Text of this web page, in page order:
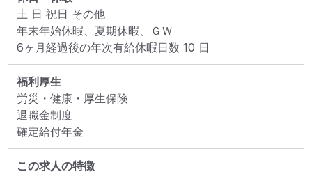
土 日 祝日 その他
年末年始休暇、夏期休暇、ＧＷ
6ヶ月経過後の年次有給休暇日数 10 日
福利厚生
労災・健康・厚生保険
退職金制度
確定給付年金
この求人の特徴